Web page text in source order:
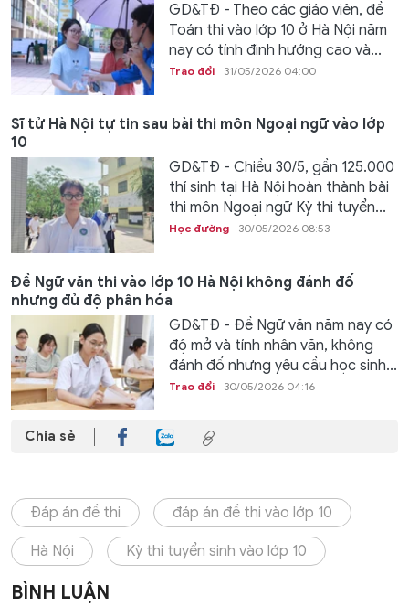
GD&TĐ - Theo các giáo viên, đề
Toán thi vào lớp 10 ở Hà Nội năm
nay có tính định hướng cao và...
Trao đổi 31/05/2026 04:00
Sĩ tử Hà Nội tự tin sau bài thi môn Ngoại ngữ vào lớp
10
GD&TĐ - Chiều 30/5, gần 125.000
thí sinh tại Hà Nội hoàn thành bài
thi môn Ngoại ngữ Kỳ thi tuyển...
Học đường 30/05/2026 08:53
Đề Ngữ văn thi vào lớp 10 Hà Nội không đánh đố
nhưng đủ độ phân hóa
GD&TĐ - Đề Ngữ văn năm nay có
độ mở và tính nhân văn, không
đánh đố nhưng yêu cầu học sinh...
Trao đổi 30/05/2026 04:16
Chia sẻ
Đáp án đề thi đáp án đề thi vào lớp 10
Hà Nội Kỳ thi tuyển sinh vào lớp 10
BÌNH LUẬN